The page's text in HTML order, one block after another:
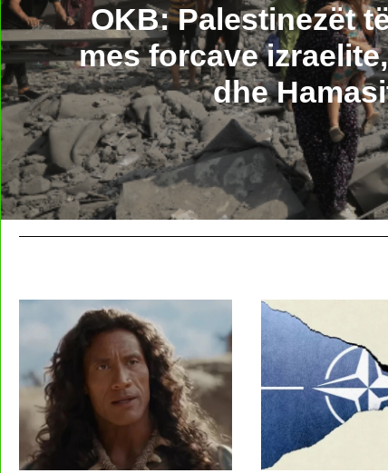
OKB: Palestinezët
mes forcave
dhe